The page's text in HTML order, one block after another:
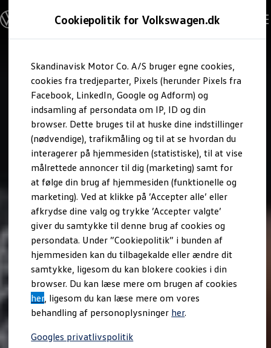
Cookiepolitik for Volkswagen.dk
Skandinavisk Motor Co. A/S bruger egne cookies,
cookies fra tredjeparter, Pixels (herunder Pixels fra
Facebook, LinkedIn, Google og Adform) og
indsamling af persondata om IP, ID og din
browser. Dette bruges til at huske dine indstillinger
(nødvendige), trafikmåling og til at se hvordan du
interagerer på hjemmesiden (statistiske), til at vise
målrettede annoncer til dig (marketing) samt for
at følge din brug af hjemmesiden (funktionelle og
marketing). Ved at klikke på ’Accepter alle’ eller
afkrydse dine valg og trykke ’Accepter valgte’
giver du samtykke til denne brug af cookies og
persondata. Under ”Cookiepolitik” i bunden af
hjemmesiden kan du tilbagekalde eller ændre dit
samtykke, ligesom du kan blokere cookies i din
browser. Du kan læse mere om brugen af cookies
her, ligesom du kan læse mere om vores
behandling af personoplysninger her.
Googles privatlivspolitik
hovedindhold
footer
Modeller og konfigurator
Byg din Volkswagen
Alle modeller
Kend din Volkswagen
Erhvervsbiler
Værktøjskassen
ConnectedFleet
Service
California on Tour app
Elektriske biler
Elbiler
ID. Polo
ID. Cross
ID.3 Neo
ID.4
ID.5
ID.7
ID.7 Tourer
ID. Buzz
Konceptbiler
ID. EVERY1
ID. 2all & ID. GTI
Varebiler på el
Elektromobilitet i dagligdagen
Eldrevne modeller
ID. Buzz Cargo
Opladning og Rækkevidde
Opladning med Clever
Opladning med Clever - Erhvervsbiler